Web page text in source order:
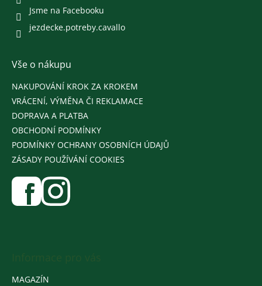
Jsme na Facebooku
jezdecke.potreby.cavallo
Vše o nákupu
NAKUPOVÁNÍ KROK ZA KROKEM
VRÁCENÍ, VÝMĚNA ČI REKLAMACE
DOPRAVA A PLATBA
OBCHODNÍ PODMÍNKY
PODMÍNKY OCHRANY OSOBNÍCH ÚDAJŮ
ZÁSADY POUŽÍVÁNÍ COOKIES
MAGAZÍN